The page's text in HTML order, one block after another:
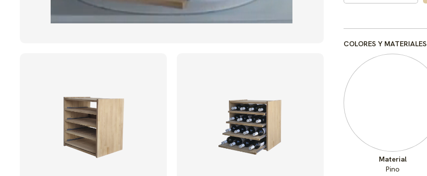
COLORES Y MATERIALES
Material
Pino